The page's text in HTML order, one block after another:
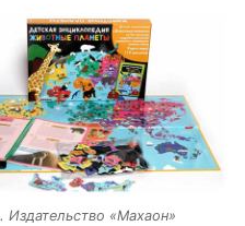
Издательство «Махаон»